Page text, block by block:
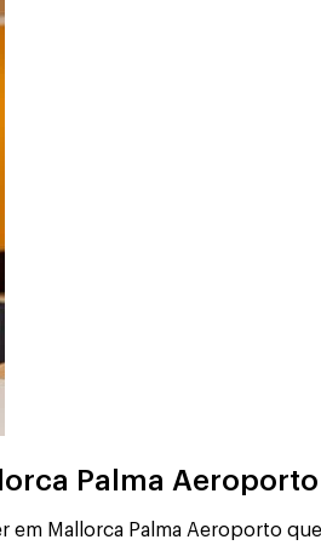
Palma Aeroporto
em Mallorca Palma Aeroporto